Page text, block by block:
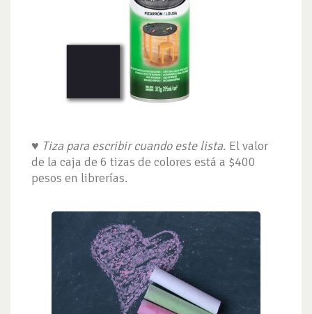
♥ Tiza para escribir cuando este lista. El valor
de la caja de 6 tizas de colores está a $400
pesos en librerías.